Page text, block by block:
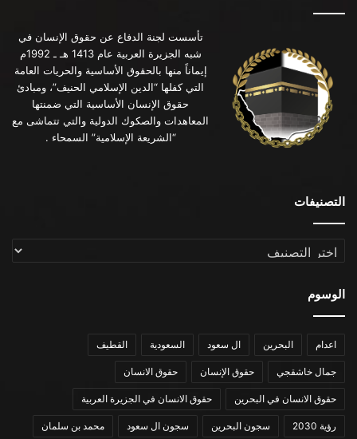
تأسست لجنة الدفاع عن حقوق الإنسان في
شبه الجزيرة العربية عام 1413 هـ ـ 1992م
إيماناً منها بالحقوق الأساسية والحريات العامة
التي كفلها “الدين الإسلامي الحنيف”، ومبادئ
حقوق الإنسان الأساسية التي ضمنتها
المعاهدات والصكوك الدولية والتي تتماشى مع
“الشريعة الإسلامية” السمحاء .
التصنيفات
التصنيفات
الوسوم
اعدام البحرين ال سعود السعودية القطيف
جمال خاشقجي حقوق الإنسان حقوق الانسان
حقوق الانسان في البحرين حقوق الانسان في الجزيرة العربية
رؤية 2030 سجون البحرين سجون ال سعود محمد بن سلمان